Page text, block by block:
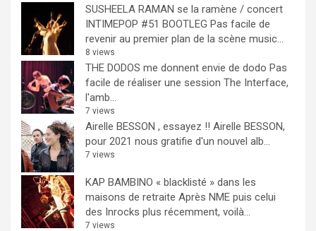
SUSHEELA RAMAN se la ramène / concert
INTIMEPOP #51 BOOTLEG Pas facile de
revenir au premier plan de la scène music...
8 views
THE DODOS me donnent envie de dodo Pas
facile de réaliser une session The Interface,
l'amb...
7 views
Airelle BESSON , essayez !! Airelle BESSON,
pour 2021 nous gratifie d'un nouvel alb...
7 views
KAP BAMBINO « blacklisté » dans les
maisons de retraite Après NME puis celui
des Inrocks plus récemment, voilà...
7 views